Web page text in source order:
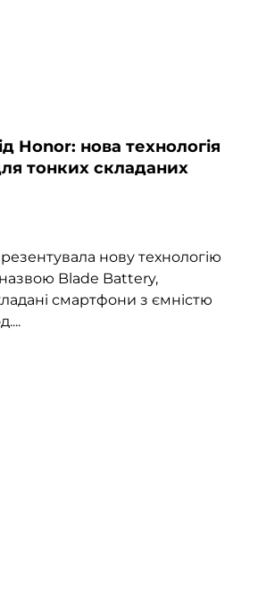
Honor: нова технологія
тонких складаних
нову технологію
Blade Battery,
смартфони з ємністю